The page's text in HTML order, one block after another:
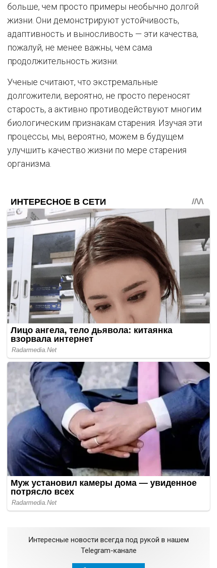
больше, чем просто примеры необычно долгой
жизни. Они демонстрируют устойчивость,
адаптивность и выносливость — эти качества,
пожалуй, не менее важны, чем сама
продолжительность жизни.
Ученые считают, что экстремальные
долгожители, вероятно, не просто переносят
старость, а активно противодействуют многим
биологическим признакам старения. Изучая эти
процессы, мы, вероятно, можем в будущем
улучшить качество жизни по мере старения
организма.
Интересные новости всегда под рукой в нашем
Telegram-канале